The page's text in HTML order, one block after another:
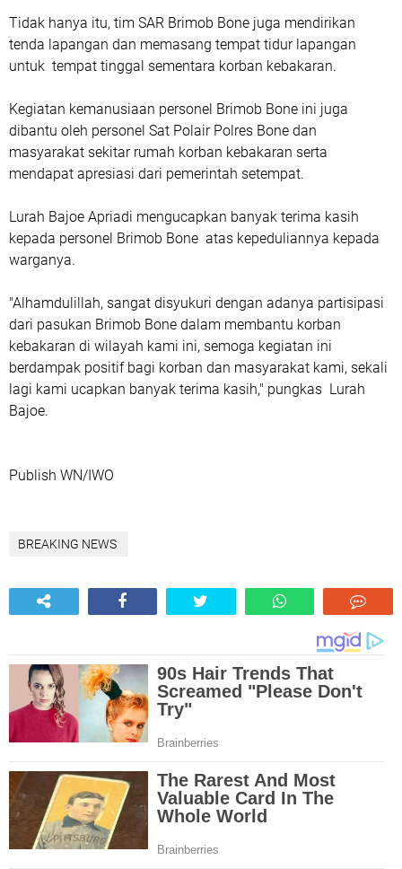
Tidak hanya itu, tim SAR Brimob Bone juga mendirikan
tenda lapangan dan memasang tempat tidur lapangan
untuk tempat tinggal sementara korban kebakaran.
Kegiatan kemanusiaan personel Brimob Bone ini juga
dibantu oleh personel Sat Polair Polres Bone dan
masyarakat sekitar rumah korban kebakaran serta
mendapat apresiasi dari pemerintah setempat.
Lurah Bajoe Apriadi mengucapkan banyak terima kasih
kepada personel Brimob Bone atas kepeduliannya kepada
warganya.
"Alhamdulillah, sangat disyukuri dengan adanya partisipasi
dari pasukan Brimob Bone dalam membantu korban
kebakaran di wilayah kami ini, semoga kegiatan ini
berdampak positif bagi korban dan masyarakat kami, sekali
lagi kami ucapkan banyak terima kasih," pungkas Lurah
Bajoe.
Publish WN/IWO
BREAKING NEWS